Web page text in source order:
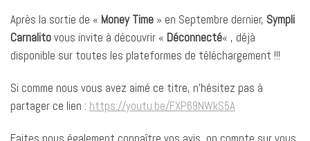
Après la sortie de « Money Time » en Septembre dernier, Sympli
Carnalitovous invite à découvrir « Déconnecté« , déjà
disponible sur toutes les plateformes de téléchargement !!!
Si comme nous vous avez aimé ce titre, n’hésitez pas à
partager ce lien : https://youtu.be/FXP69NWkS5A